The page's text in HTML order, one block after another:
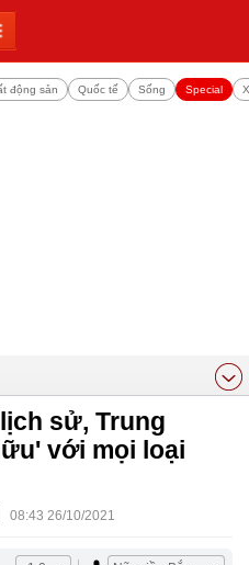
động sản Quốc tế Sống Special
sử, Trung
với mọi loại
08:43 26/10/2021